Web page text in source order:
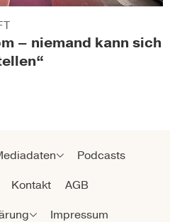
– niemand kann sich
Podcasts
Kontakt
AGB
Impressum